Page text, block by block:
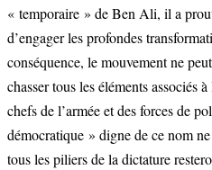
« temporaire » de Ben Ali, il a
d’engager les profondes
conséquence, le mouvement ne
chasser tous les éléments associés
chefs de l’armée et des forces de
démocratique » digne de ce nom
tous les piliers de la dictature